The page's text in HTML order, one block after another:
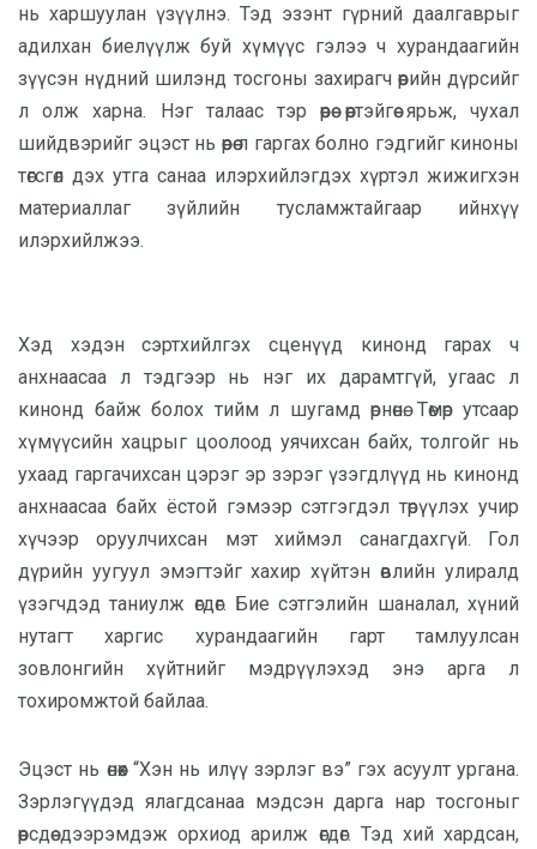
нь харшуулан үзүүлнэ. Тэд эзэнт гүрний даалгаврыг
адилхан биелүүлж буй хүмүүс гэлээ ч хурандаагийн
зүүсэн нүдний шилэнд тосгоны захирагч өөрийн дүрсийг
л олж харна. Нэг талаас тэр өөрөө өөртэйгөө ярьж, чухал
шийдвэрийг эцэст нь өөрөө л гаргах болно гэдгийг киноны
төгсгөл дэх утга санаа илэрхийлэгдэх хүртэл жижигхэн
материаллаг зүйлийн тусламжтайгаар ийнхүү
илэрхийлжээ.
Хэд хэдэн сэртхийлгэх сценүүд кинонд гарах ч
анхнаасаа л тэдгээр нь нэг их дарамтгүй, угаас л
кинонд байж болох тийм л шугамд өрнөнө. Төмөр утсаар
хүмүүсийн хацрыг цоолоод уячихсан байх, толгойг нь
ухаад гаргачихсан цэрэг эр зэрэг үзэгдлүүд нь кинонд
анхнаасаа байх ёстой гэмээр сэтгэгдэл төрүүлэх учир
хүчээр оруулчихсан мэт хиймэл санагдахгүй. Гол
дүрийн уугуул эмэгтэйг хахир хүйтэн өвлийн улиралд
үзэгчдэд таниулж өгдөг. Бие сэтгэлийн шаналал, хүний
нутагт харгис хурандаагийн гарт тамлуулсан
зовлонгийн хүйтнийг мэдрүүлэхэд энэ арга л
тохиромжтой байлаа.
Эцэст нь өнөөх “Хэн нь илүү зэрлэг вэ” гэх асуулт ургана.
Зэрлэгүүдэд ялагдсанаа мэдсэн дарга нар тосгоныг
өөрсдөө дээрэмдэж орхиод арилж өгдөг. Тэд хий хардсан,